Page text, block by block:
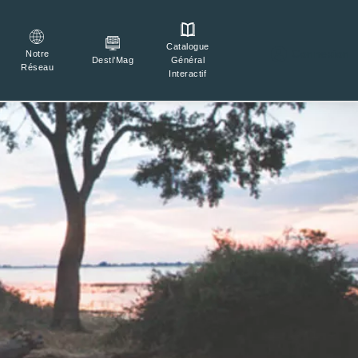
Notre
Réseau
Desti'Mag
Catalogue
Général
Interactif